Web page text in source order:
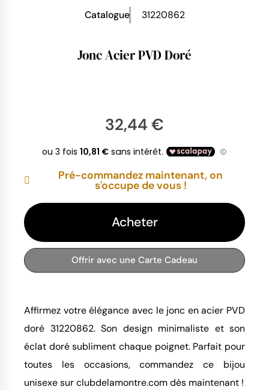
Catalogue 31220862
Jonc Acier PVD Doré
32,44 €
Pré-commandez maintenant, on
s'occupe de vous !
Acheter
Offrir avec une Carte Cadeau
Affirmez votre élégance avec le jonc en acier PVD
doré 31220862. Son design minimaliste et son
éclat doré subliment chaque poignet. Parfait pour
toutes les occasions, commandez ce bijou
unisexe sur clubdelamontre.com dès maintenant !